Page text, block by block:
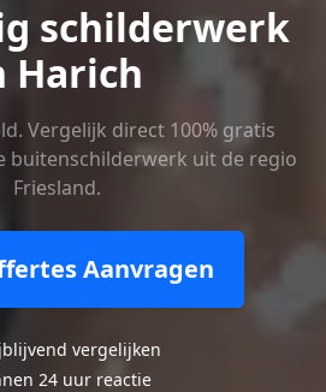
schilderwerk
Harich
Vergelijk direct 100% gratis
buitenschilderwerk uit de regio
Friesland.
Aanvragen
vergelijken
24 uur reactie